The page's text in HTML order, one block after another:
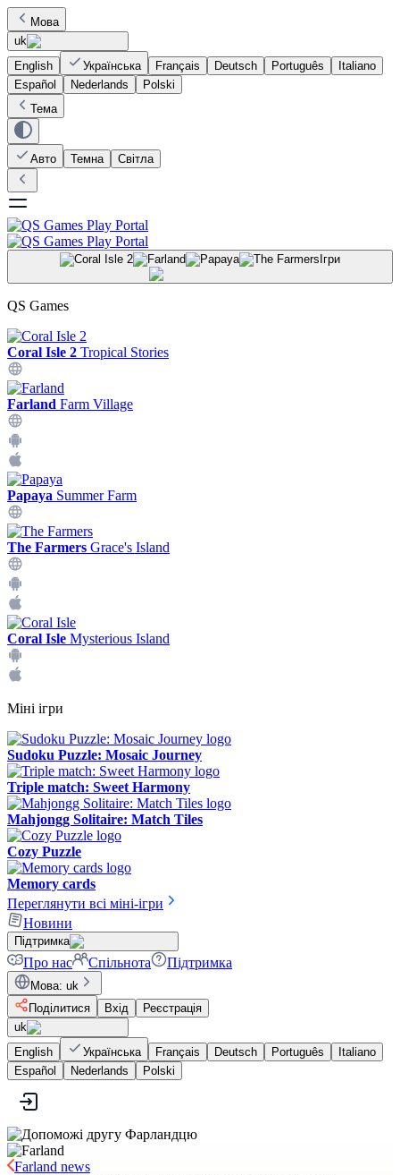
Мова
uk
English
Українська Français Deutsch Português
Italiano
Español
Nederlands
Polski
Тема
Авто Темна Світла
Ігри
QS Games
Coral Isle 2 Tropical Stories
Farland Farm Village
Papaya Summer Farm
The Farmers Grace's Island
Coral Isle Mysterious Island
Міні ігри
Sudoku Puzzle: Mosaic Journey
Triple match: Sweet Harmony
Mahjongg Solitaire: Match Tiles
Cozy Puzzle
Memory cards
Переглянути всі міні-ігри
Новини
Підтримка
Про нас Спільнота Підтримка
Мова: uk
Поділитися
Вхід
Реєстрація
uk
English
Українська Français Deutsch Português
Italiano
Español
Nederlands Polski
Farland news